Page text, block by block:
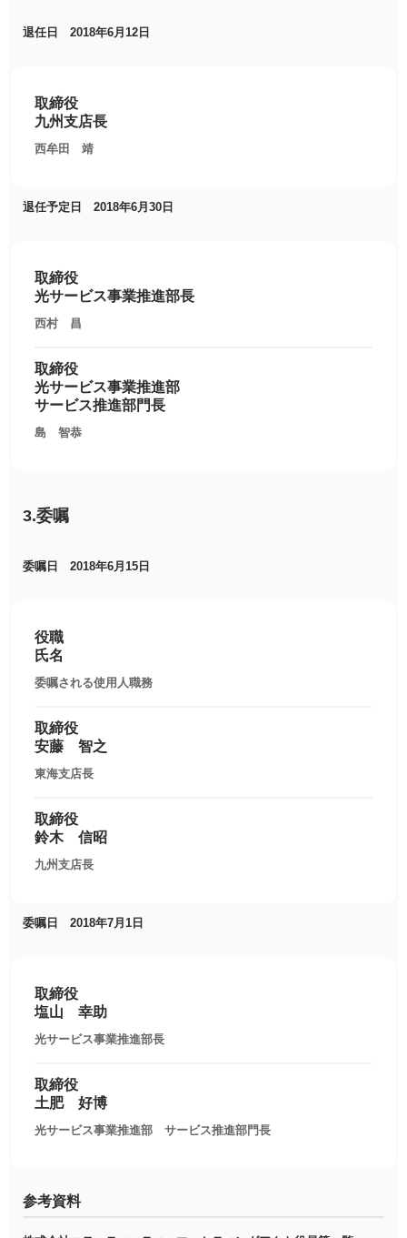
退任日 2018年6月12日
取締役
九州支店長
西牟田 靖
退任予定日 2018年6月30日
取締役
光サービス事業推進部長
西村 昌
取締役
光サービス事業推進部
サービス推進部門長
島 智恭
3.委嘱
委嘱日 2018年6月15日
役職
氏名
委嘱される使用人職務
取締役
安藤 智之
東海支店長
取締役
鈴木 信昭
九州支店長
委嘱日 2018年7月1日
取締役
塩山 幸助
光サービス事業推進部長
取締役
土肥 好博
光サービス事業推進部 サービス推進部門長
参考資料